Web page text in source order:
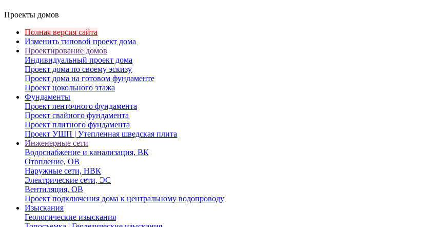
Проекты домов
Полная версия сайта
Изменить типовой проект дома
Проектирование домов
Индивидуальный проект дома
Проект дома по своему эскизу
Проект дома на готовом фундаменте
Проект цокольного этажа
Фундаменты
Проект ленточного фундамента
Проект свайного фундамента
Проект плитного фундамента
Проект УШП | Утепленная шведская плита
Инженерные сети
Водоснабжение и канализация, ВК
Отопление, ОВ
Наружные сети, НВК
Электрические сети, ЭС
Вентиляция, ОВ
Проект подключения дома к центральному водопроводу
Изыскания
Геологические изыскания